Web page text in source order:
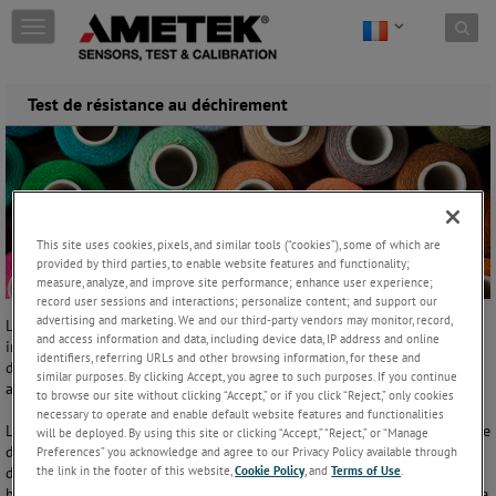
Skip to content
T
o
l
e
a
v
g
a
t
o
n
Test de résistance au déchirement
Le test de résistance au déchirement peut se trouver dans les
industries des films plastiques, du papier et textiles. La résistance au
déchirement est la mesure de la capacité d'un échantillon de résister
au déchirement.
La résistance au déchirement peut être fortement affectée par la vitesse
du test, c'est-à-dire par la vitesse de test utilisée pour générer le
déchirement. La résistance à la propagation du déchirement dans le
This site uses cookies, pixels, and similar tools (“cookies”), some of which are
provided by third parties, to enable website features and functionality;
measure, analyze, and improve site performance; enhance user experience;
record user sessions and interactions; personalize content; and support our
advertising and marketing. We and our third-party vendors may monitor, record,
and access information and data, including device data, IP address and online
identifiers, referring URLs and other browsing information, for these and
similar purposes. By clicking Accept, you agree to such purposes. If you continue
to browse our site without clicking “Accept,” or if you click “Reject,” only cookies
necessary to operate and enable default website features and functionalities
will be deployed. By using this site or clicking “Accept,” “Reject,” or “Manage
Preferences” you acknowledge and agree to our Privacy Policy available through
the link in the footer of this website,Cookie Policy, andTerms of Use